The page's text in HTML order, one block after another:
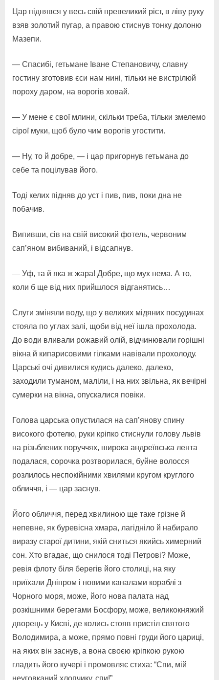
Цар піднявся у весь свій превеликий ріст, в ліву руку
взяв золотий пугар, а правою стиснув тонку долоню
Мазепи.
— Спасибі, гетьмане Іване Степановичу, славну
гостину зготовив єси нам нині, тільки не вистрілюй
пороху даром, на ворогів ховай.
— У мене є свої млини, скільки треба, тільки змелемо
сірої муки, щоб було чим ворогів угостити.
— Ну, то й добре, — і цар пригорнув гетьмана до
себе та поцілував його.
Тоді келих підняв до уст і пив, пив, поки дна не
побачив.
Випивши, сів на свій високий фотель, червоним
сап’яном вибиваний, і відсапнув.
— Уф, та й яка ж жара! Добре, що мух нема. А то,
коли б ще від них прийшлося відганятись…
Слуги зміняли воду, що у великих мідяних посудинах
стояла по углах залі, щоби від неї ішла прохолода.
До води вливали рожавий олій, відчинювали горішні
вікна й кипарисовими гілками навівали прохолоду.
Царські очі дивилися кудись далеко, далеко,
заходили туманом, маліли, і на них звільна, як вечірні
сумерки на вікна, опускалися повіки.
Голова царська опустилася на сап’янову спину
високого фотелю, руки кріпко стиснули голову львів
на різьблених поруччях, широка андреївська лента
подалася, сорочка розтворилася, буйне волосся
розлилось неспокійними хвилями кругом круглого
обличчя, і — цар заснув.
Його обличчя, перед хвилиною ще таке грізне й
непевне, як буревісна хмара, лагідніло й набирало
виразу старої дитини, якій сниться якийсь химерний
сон. Хто вгадає, що снилося тоді Петрові? Може,
ревія флоту біля берегів його столиці, на яку
приїхали Дніпром і новими каналами кораблі з
Чорного моря, може, його нова палата над
розкішними берегами Босфору, може, великокняжий
дворець у Києві, де колись стояв пристіл святого
Володимира, а може, прямо повні груди його цариці,
на яких він заснув, а вона своєю кріпкою рукою
гладить його кучері і промовляє стиха: “Спи, мій